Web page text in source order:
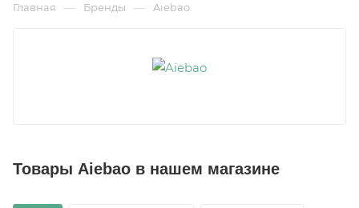
Главная — Бренды — Aiebao
Товары Aiebao в нашем магазине